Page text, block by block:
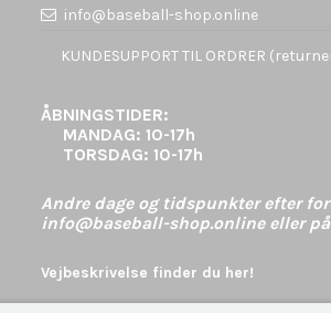
info@baseball-shop.online
KUNDESUPPORT TIL ORDRER
ÅBNINGSTIDER:
MANDAG: 10-17h
TORSDAG: 10-17h
Andre dage og tidspunkter efter
info@baseball-shop.online eller
Vejbeskrivelse finder du her!